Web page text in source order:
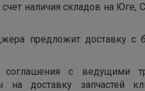
наличия складов на Юге,
предложит доставку с
с ведущими
доставку запчастей